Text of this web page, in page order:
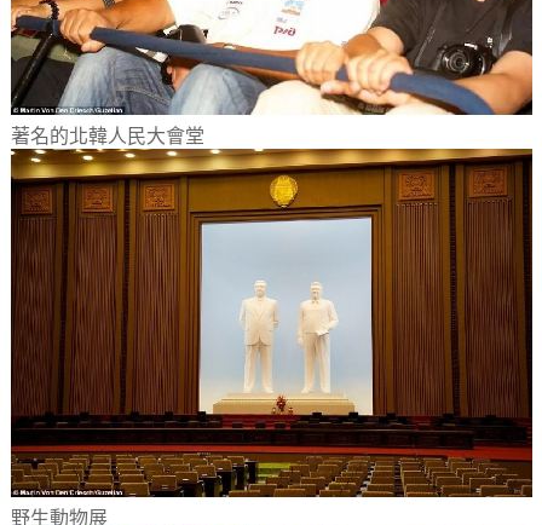
著名的北韓人民大會堂
野生動物展